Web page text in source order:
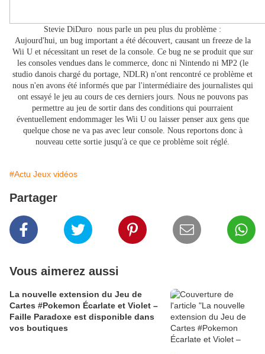
Stevie DiDuro nous parle un peu plus du problème :
Aujourd'hui, un bug important a été découvert, causant un freeze de la
Wii U et nécessitant un reset de la console. Ce bug ne se produit que sur
les consoles vendues dans le commerce, donc ni Nintendo ni MP2 (le
studio danois chargé du portage, NDLR) n'ont rencontré ce problème et
nous n'en avons été informés que par l'intermédiaire des journalistes qui
ont essayé le jeu au cours de ces derniers jours. Nous ne pouvons pas
permettre au jeu de sortir dans des conditions qui pourraient
éventuellement endommager les Wii U ou laisser penser aux gens que
quelque chose ne va pas avec leur console. Nous reportons donc à
nouveau cette sortie jusqu'à ce que ce problème soit réglé.
#Actu Jeux vidéos
Partager
Vous aimerez aussi
La nouvelle extension du Jeu de
Cartes #Pokemon Écarlate et Violet –
Faille Paradoxe est disponible dans
vos boutiques